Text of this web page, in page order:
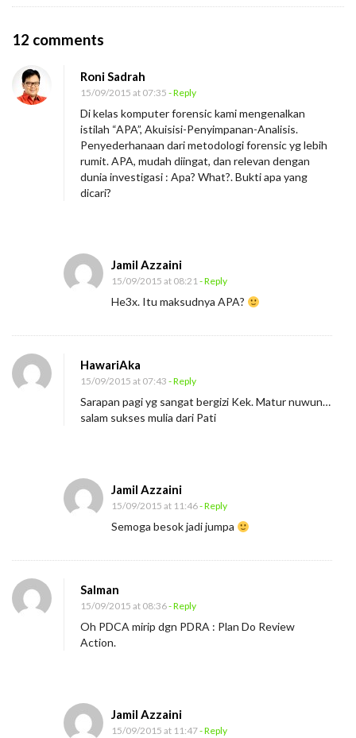
12 comments
K
k
u
a
t
k
a
t
a
n
Roni Sadrah
15/09/2015 at 07:35 - Reply
Di kelas komputer forensic kami mengenalkan
istilah “APA”, Akuisisi-Penyimpanan-Analisis.
Penyederhanaan dari metodologi forensic yg lebih
rumit. APA, mudah diingat, dan relevan dengan
dunia investigasi : Apa? What?. Bukti apa yang
dicari?
Jamil Azzaini
15/09/2015 at 08:21- Reply
He3x. Itu maksudnya APA?
HawariAka
15/09/2015 at 07:43 - Reply
Sarapan pagi yg sangat bergizi Kek. Matur nuwun…
salam sukses mulia dari Pati
Jamil Azzaini
15/09/2015 at 11:46- Reply
Semoga besok jadi jumpa
Salman
15/09/2015 at 08:36- Reply
Oh PDCA mirip dgn PDRA : Plan Do Review
Action.
Jamil Azzaini
15/09/2015 at 11:47- Reply